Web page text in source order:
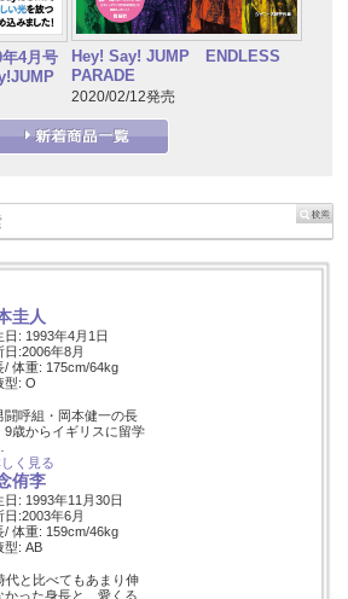
4月号
Hey! Say! JUMP ENDLESS
PARADE
2020/02/12発売
圭人
日: 1993年4月1日
日:2006年8月
/ 体重: 175cm/64kg
型: O
闘呼組・岡本健一の長
9歳からイギリスに留学
く見る
侑李
日: 1993年11月30日
日:2003年6月
/ 体重: 159cm/46kg
型: AB
代と比べてもあまり伸
かった身長と、愛くる